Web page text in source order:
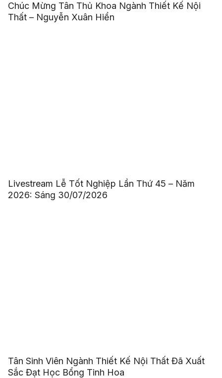
Chúc Mừng Tân Thủ Khoa Ngành Thiết Kế Nội
Thất – Nguyễn Xuân Hiển
Livestream Lễ Tốt Nghiệp Lần Thứ 45 – Năm
2026: Sáng 30/07/2026
Tân Sinh Viên Ngành Thiết Kế Nội Thất Đã Xuất
Sắc Đạt Học Bổng Tinh Hoa